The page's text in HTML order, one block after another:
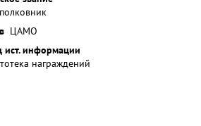
ЦАМО
информации
награждений